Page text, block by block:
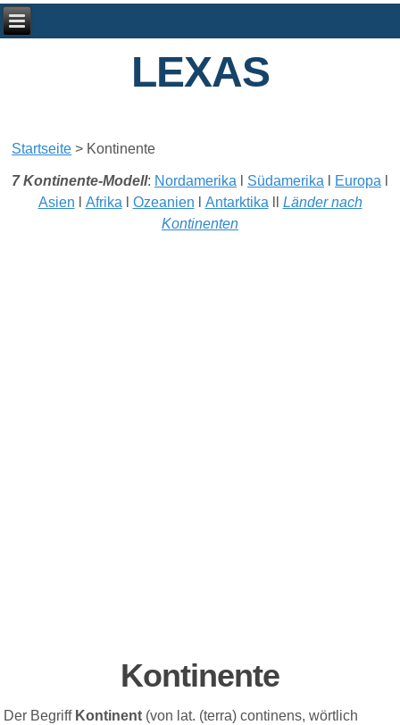
LEXAS
Startseite > Kontinente
7 Kontinente-Modell: Nordamerika Südamerika Europa
Asien
Afrikal Ozeanien Antarktika
Länder nach
Kontinenten
Kontinente
Der Begriff Kontinent (von lat. (terra) continens, wörtlich